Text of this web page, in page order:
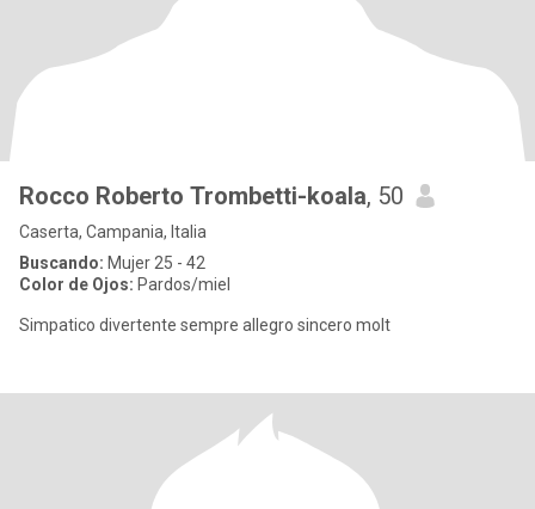
Rocco Roberto Trombetti-koala, 50
Caserta, Campania, Italia
Buscando: Mujer 25 - 42
Color de Ojos: Pardos/miel
Simpatico divertente sempre allegro sincero molt